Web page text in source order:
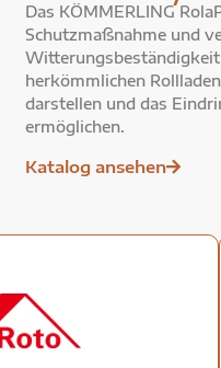
Das KÖMMERLING
Schutzmaßnahme und
Witterungsbeständigkeit
herkömmlichen
darstellen und das
ermöglichen.
Katalog ansehen